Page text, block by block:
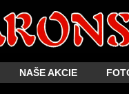
NAŠE AKCIE